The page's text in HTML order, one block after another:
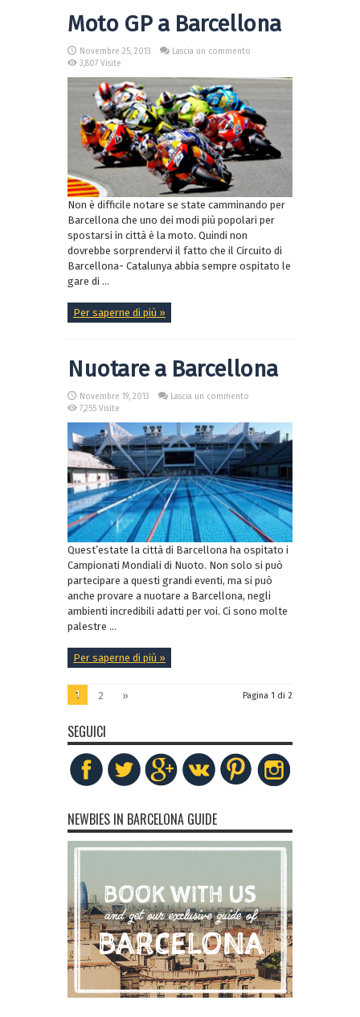
Moto GP a Barcellona
Novembre 25, 2013
Lascia un commento
3,807 Visite
Non è difficile notare se state camminando per
Barcellona che uno dei modi più popolari per
spostarsi in città è la moto. Quindi non
dovrebbe sorprendervi il fatto che il Circuito di
Barcellona- Catalunya abbia sempre ospitato le
gare di ...
Per saperne di più »
Nuotare a Barcellona
Novembre 19, 2013
Lascia un commento
7,255 Visite
Quest’estate la città di Barcellona ha ospitato i
Campionati Mondiali di Nuoto. Non solo si può
partecipare a questi grandi eventi, ma si può
anche provare a nuotare a Barcellona, negli
ambienti incredibili adatti per voi. Ci sono molte
palestre ...
Per saperne di più »
Pagina 1 di 2
1 2 »
SEGUICI
NEWBIES IN BARCELONA GUIDE